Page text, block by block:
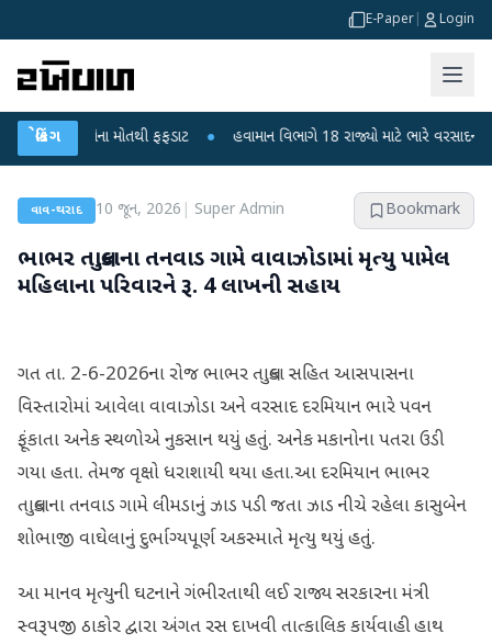
E-Paper Login
બ્રેકિંગમોતથી ફફડાટ ● હવામાન વિભાગે 18 રાજ્યો માટે ભારે વરસાદની ચેતવણી
વાવ-થરાદ 10 જૂન, 2026 Super Admin Bookmark
ભાભર તાલુકાના તનવાડ ગામે વાવાઝોડામાં મૃત્યુ પામેલ
મહિલાના પરિવારને રૂ. 4 લાખની સહાય
ગત તા. 2-6-2026ના રોજ ભાભર તાલુકા સહિત આસપાસના
વિસ્તારોમાં આવેલા વાવાઝોડા અને વરસાદ દરમિયાન ભારે પવન
ફૂંકાતા અનેક સ્થળોએ નુકસાન થયું હતું. અનેક મકાનોના પતરા ઉડી
ગયા હતા. તેમજ વૃક્ષો ધરાશાયી થયા હતા.આ દરમિયાન ભાભર
તાલુકાના તનવાડ ગામે લીમડાનું ઝાડ પડી જતા ઝાડ નીચે રહેલા કાસુબેન
શોભાજી વાઘેલાનું દુર્ભાગ્યપૂર્ણ અકસ્માતે મૃત્યુ થયું હતું.
આ માનવ મૃત્યુની ઘટનાને ગંભીરતાથી લઈ રાજ્ય સરકારના મંત્રી
સ્વરૂપજી ઠાકોર દ્વારા અંગત રસ દાખવી તાત્કાલિક કાર્યવાહી હાથ